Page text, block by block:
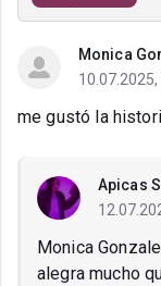
Monica
me gustó la
Apicas S
Monica
alegra mucho